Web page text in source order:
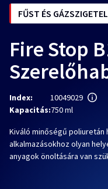
FŰST ÉS
Fire Stop
Index:
10049029
Kapacitás:750 ml
Kiváló minőségű
alkalmazásokhoz olyan
anyagok önoltására van